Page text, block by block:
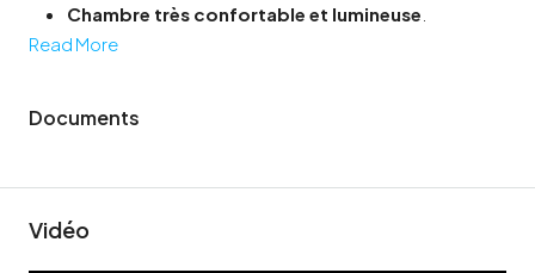
Chambre très confortable et lumineuse
Read More
Documents
Vidéo